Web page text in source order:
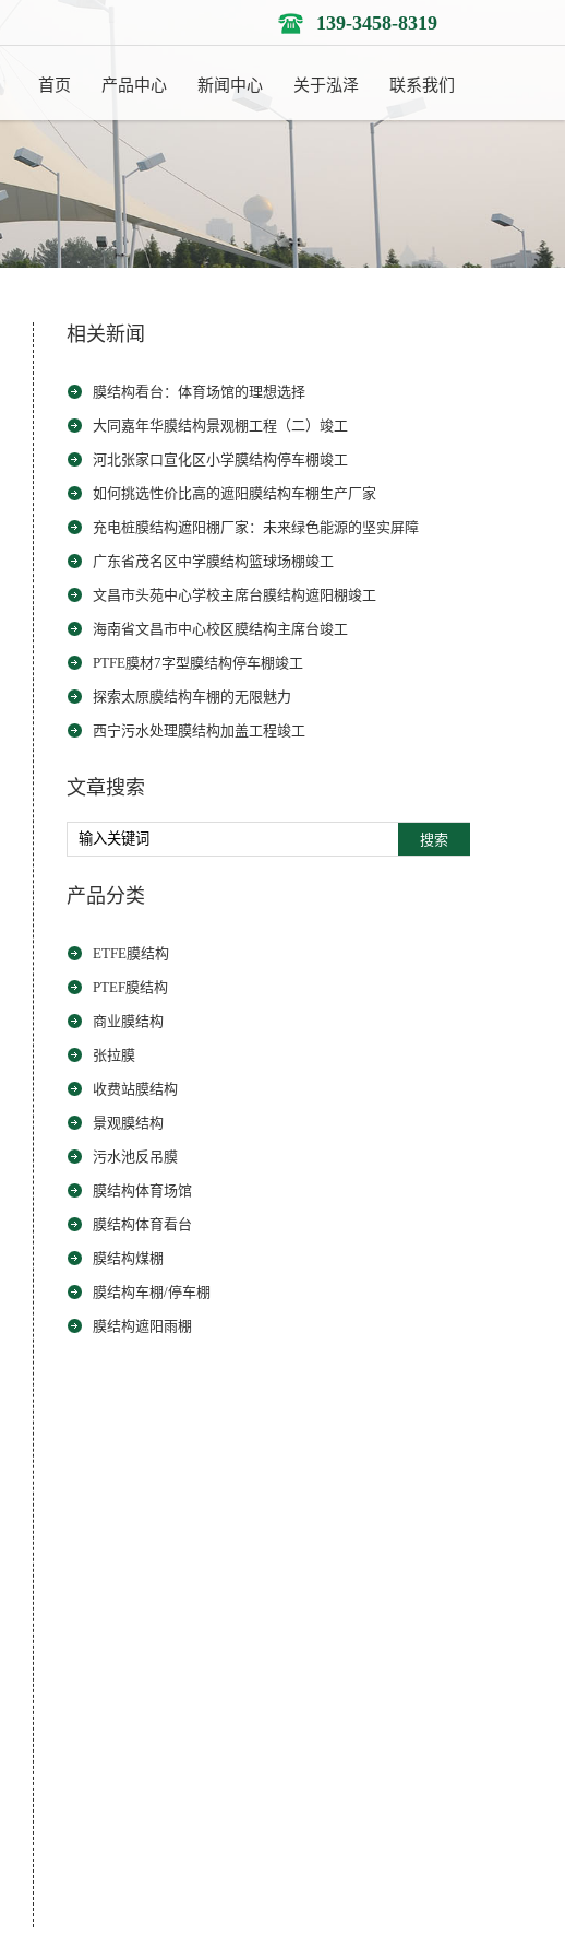
139-3458-8319
首页 产品中心 新闻中心 关于泓泽 联系我们
相关新闻
膜结构看台：体育场馆的理想选择
大同嘉年华膜结构景观棚工程（二）竣工
河北张家口宣化区小学膜结构停车棚竣工
如何挑选性价比高的遮阳膜结构车棚生产厂家
充电桩膜结构遮阳棚厂家：未来绿色能源的坚实屏障
广东省茂名区中学膜结构篮球场棚竣工
文昌市头苑中心学校主席台膜结构遮阳棚竣工
海南省文昌市中心校区膜结构主席台竣工
PTFE膜材7字型膜结构停车棚竣工
探索太原膜结构车棚的无限魅力
西宁污水处理膜结构加盖工程竣工
文章搜索
搜索
产品分类
ETFE膜结构
PTEF膜结构
商业膜结构
张拉膜
收费站膜结构
景观膜结构
污水池反吊膜
膜结构体育场馆
膜结构体育看台
膜结构煤棚
膜结构车棚/停车棚
膜结构遮阳雨棚